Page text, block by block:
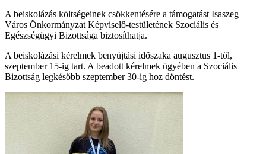
A beiskolázás költségeinek csökkentésére a támogatást Isaszeg
Város Önkormányzat Képviselő-testületének Szociális és
Egészségügyi Bizottsága biztosíthatja.
A beiskolázási kérelmek benyújtási időszaka augusztus 1-től,
szeptember 15-ig tart. A beadott kérelmek ügyében a Szociális
Bizottság legkésőbb szeptember 30-ig hoz döntést.